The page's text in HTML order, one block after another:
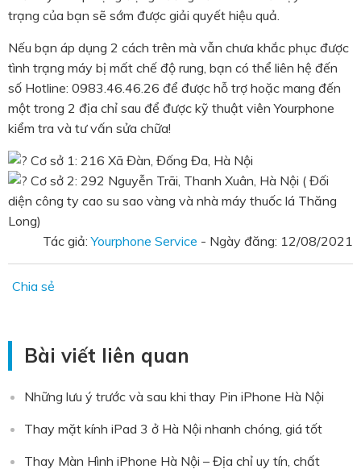
trạng của bạn sẽ sớm được giải quyết hiệu quả.
Nếu bạn áp dụng 2 cách trên mà vẫn chưa khắc phục được
tình trạng máy bị mất chế độ rung, bạn có thể liên hệ đến
số Hotline: 0983.46.46.26 để được hỗ trợ hoặc mang đến
một trong 2 địa chỉ sau để được kỹ thuật viên Yourphone
kiểm tra và tư vấn sửa chữa!
Cơ sở 1: 216 Xã Đàn, Đống Đa, Hà Nội
Cơ sở 2: 292 Nguyễn Trãi, Thanh Xuân, Hà Nội ( Đối
diện công ty cao su sao vàng và nhà máy thuốc lá Thăng
Long)
Tác giả:Yourphone Service - Ngày đăng: 12/08/2021
Chia sẻ
Bài viết liên quan
Những lưu ý trước và sau khi thay Pin iPhone Hà Nội
Thay mặt kính iPad 3 ở Hà Nội nhanh chóng, giá tốt
Thay Màn Hình iPhone Hà Nội – Địa chỉ uy tín, chất